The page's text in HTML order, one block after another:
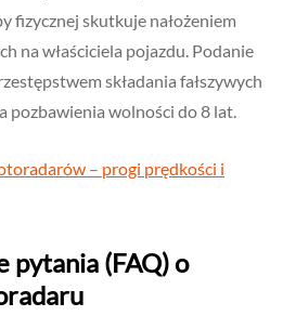
fizycznej skutkuje nałożeniem
na właściciela pojazdu. Podanie
składania fałszywych
pozbawienia wolności do 8 lat.
– progi prędkości i
pytania (FAQ) o